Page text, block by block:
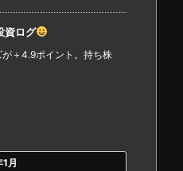
資ログ
＋4.9ポイント。持ち株
月